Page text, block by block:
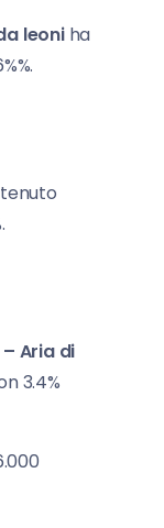
leoniha
Aria di
3.4%